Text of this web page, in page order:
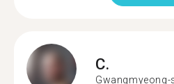
C.
Gwangmyeong-